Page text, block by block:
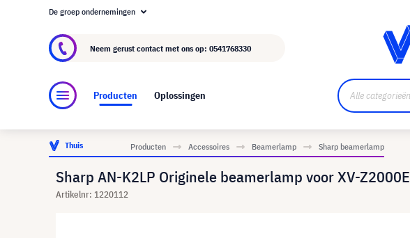
Over visunext.nl
De groep ondernemingen
Neem gerust contact met ons op: 0541768330
Producten Oplossingen
Thuis Producten Accessoires Beamerlamp Sharp beamerlamp
Sharp AN-K2LP Originele beamerlamp voor XV-Z2000E
Artikelnr: 1220112